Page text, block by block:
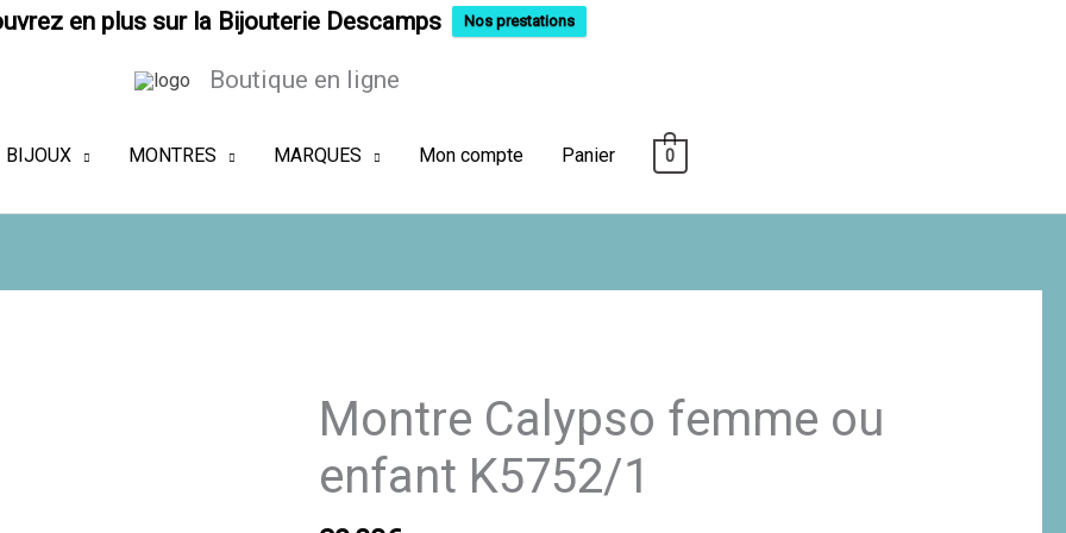
en plus sur la Bijouterie Descamps Nos prestations
Boutique en ligne
BIJOUX MONTRES MARQUES Mon compte Panier 0
Montre Calypso femme ou
enfant K5752/1
quantité
de
Calypso
femme